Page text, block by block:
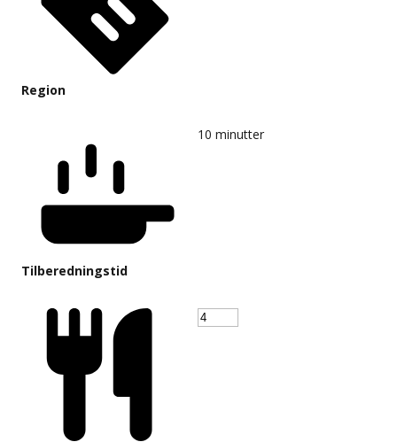
Region
Tilberedningstid
10 minutter